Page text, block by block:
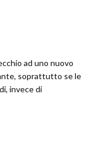
ad uno nuovo
soprattutto se le
invece di